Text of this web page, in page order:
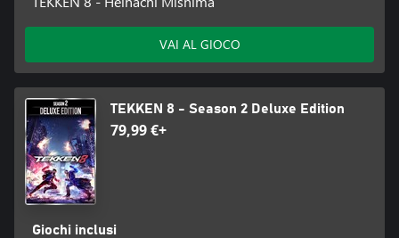
VAI AL GIOCO
TEKKEN 8 - Season 2 Deluxe Edition
79,99 €+
Giochi inclusi